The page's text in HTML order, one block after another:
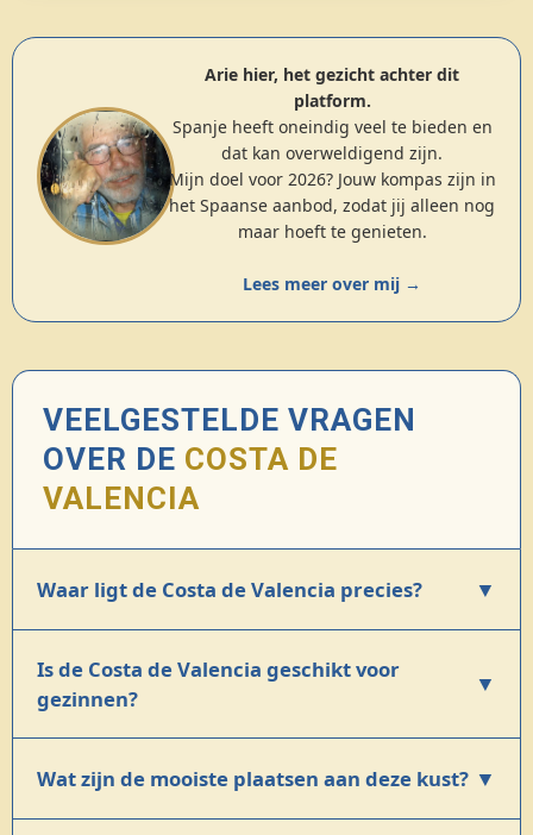
Arie hier, het gezicht achter dit
platform.
Spanje heeft oneindig veel te bieden en
dat kan overweldigend zijn.
Mijn doel voor 2026? Jouw kompas zijn in
het Spaanse aanbod, zodat jij alleen nog
maar hoeft te genieten.
Lees meer over mij →
VEELGESTELDE VRAGEN
OVER DE COSTA DE
VALENCIA
Waar ligt de Costa de Valencia precies? ▼
Is de Costa de Valencia geschikt voor
gezinnen?
▼
Wat zijn de mooiste plaatsen aan deze kust? ▼